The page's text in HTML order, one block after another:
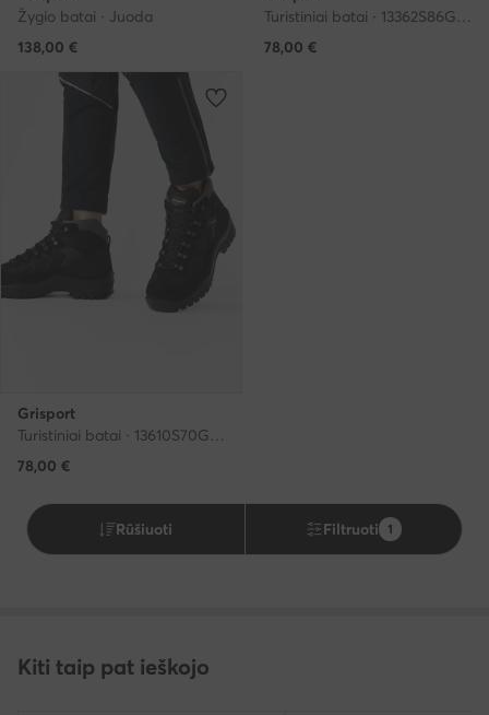
Žygio batai · Juoda
138,00 €
Turistiniai batai · 13362S86G · Juoda
78,00 €
Grisport
Turistiniai batai · 13610S70G · Juoda
78,00 €
Rūšiuoti Filtruoti 1
Kiti taip pat ieškojo